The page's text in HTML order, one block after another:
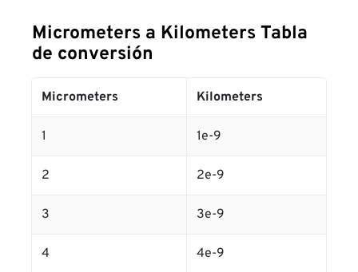
Micrometers a Kilometers Tabla
de conversión
Micrometers Kilometers
1 1e-9
2 2e-9
3 3e-9
4 4e-9